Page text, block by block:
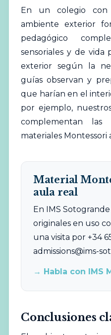
En un colegio con
ambiente exterior
pedagógico
sensoriales y de vida
exterior según la
guías observan y
que harían en el
por ejemplo,
complementan las
materiales Montessori
Material
aula real
En IMS
originales en uso
una visita por +34
admissions@ims-
→ Habla con IMS
Conclusiones